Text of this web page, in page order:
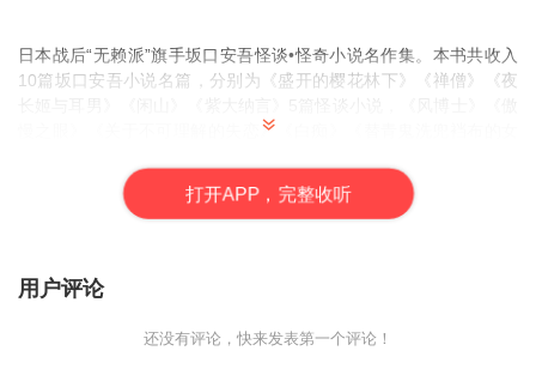
日本战后“无赖派”旗手坂口安吾怪谈•怪奇小说名作集。本书共收入
10篇坂口安吾小说名篇，分别为《盛开的樱花林下》《禅僧》《夜
慢之眼》《关于不可理解的失恋》《白痴》《替青鬼洗兜裆布的女
本展现了其小说创作的整体风貌。特别是《盛开的樱花林下》为其
代表小说，围绕山贼和抢来的新娘的生活展开，故事有趣奇特，气
本战后文学样板”的赞誉，小说以战乱时的一名男子带着疯女人逃难
怪谈•怪奇小说名作，深刻表现了日本古典式的残酷和美学，以及对
打开APP，完整收听
用户评论
还没有评论，快来发表第一个评论！